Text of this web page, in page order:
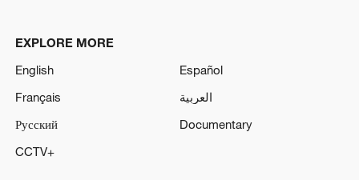
EXPLORE MORE
English
Español
Français
العربية
Русский
Documentary
CCTV+